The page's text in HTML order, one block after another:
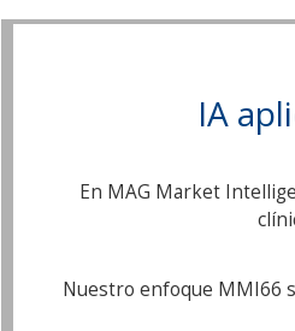
IA
En MAG Market
Nuestro enfoque MMI66